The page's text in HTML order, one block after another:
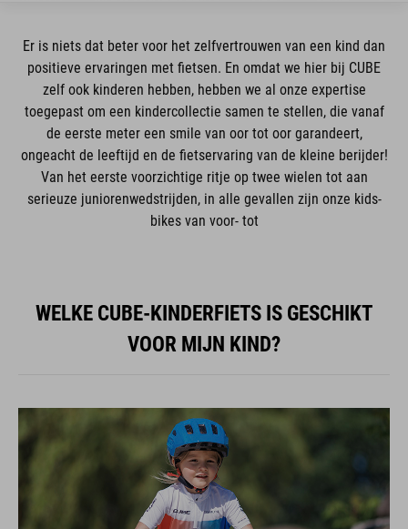
Er is niets dat beter voor het zelfvertrouwen van een kind dan
positieve ervaringen met fietsen. En omdat we hier bij CUBE
zelf ook kinderen hebben, hebben we al onze expertise
toegepast om een kindercollectie samen te stellen, die vanaf
de eerste meter een smile van oor tot oor garandeert,
ongeacht de leeftijd en de fietservaring van de kleine berijder!
Van het eerste voorzichtige ritje op twee wielen tot aan
serieuze juniorenwedstrijden, in alle gevallen zijn onze kids-
bikes van voor- tot
WELKE CUBE-KINDERFIETS IS GESCHIKT
VOOR MIJN KIND?